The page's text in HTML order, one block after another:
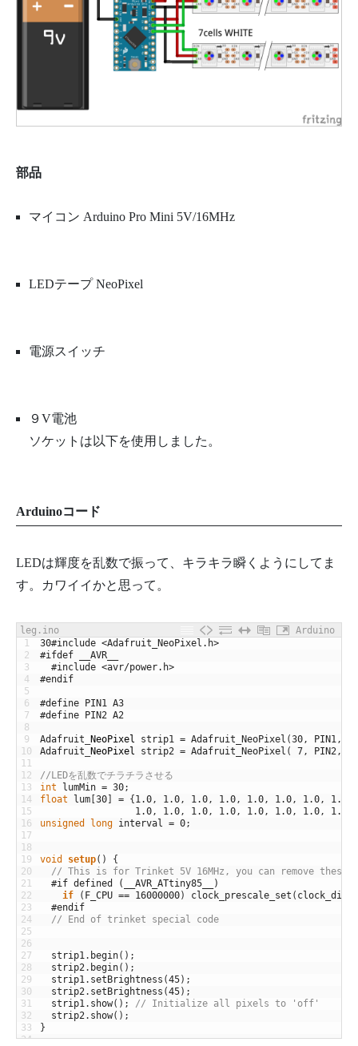
部品
マイコン Arduino Pro Mini 5V/16MHz
LEDテープ NeoPixel
電源スイッチ
９V電池
ソケットは以下を使用しました。
Arduinoコード
LEDは輝度を乱数で振って、キラキラ瞬くようにしてま
す。カワイイかと思って。
leg.ino
Arduino
1
2
3
4
5
6
7
8
9
10
11
12
13
14
15
16
17
18
19
20
21
22
23
24
25
26
27
28
29
30
31
32
33
34
30#include <Adafruit_NeoPixel.h>
#ifdef __AVR__
#include <avr/power.h>
#endif
#define PIN1 A3
#define PIN2 A2
Adafruit NeoPixel strip1 = Adafruit_NeoPixel (30 , PIN1 ,
Adafruit NeoPixel strip2 = Adafruit_NeoPixel ( 7 , PIN2 ,
//LEDを乱数でチラチラさせる
int
lumMin = 30;
float
lum [30] = {1.0 , 1.0 , 1.0 , 1.0 , 1.0 , 1.0 , 1.0 , 1.0
1.0 , 1.0 , 1.0 , 1.0 , 1.0 , 1.0 , 1.0 , 1.0
unsigned
long interval = 0;
void setup( )
{
// This is for Trinket 5V 16MHz, you can remove
#if defined (__AVR_ATtiny85__)
if
( F_CPU == 16000000) clock_prescale_set ( clock_div_1
#endif
// End of trinket special code
strip1 . begin( ) ;
strip2 . begin( ) ;
strip1 . setBrightness (45) ;
strip2 . setBrightness (45) ;
strip1 . show( ) ;
// Initialize all pixels to 'off'
strip2 . show( ) ;
}